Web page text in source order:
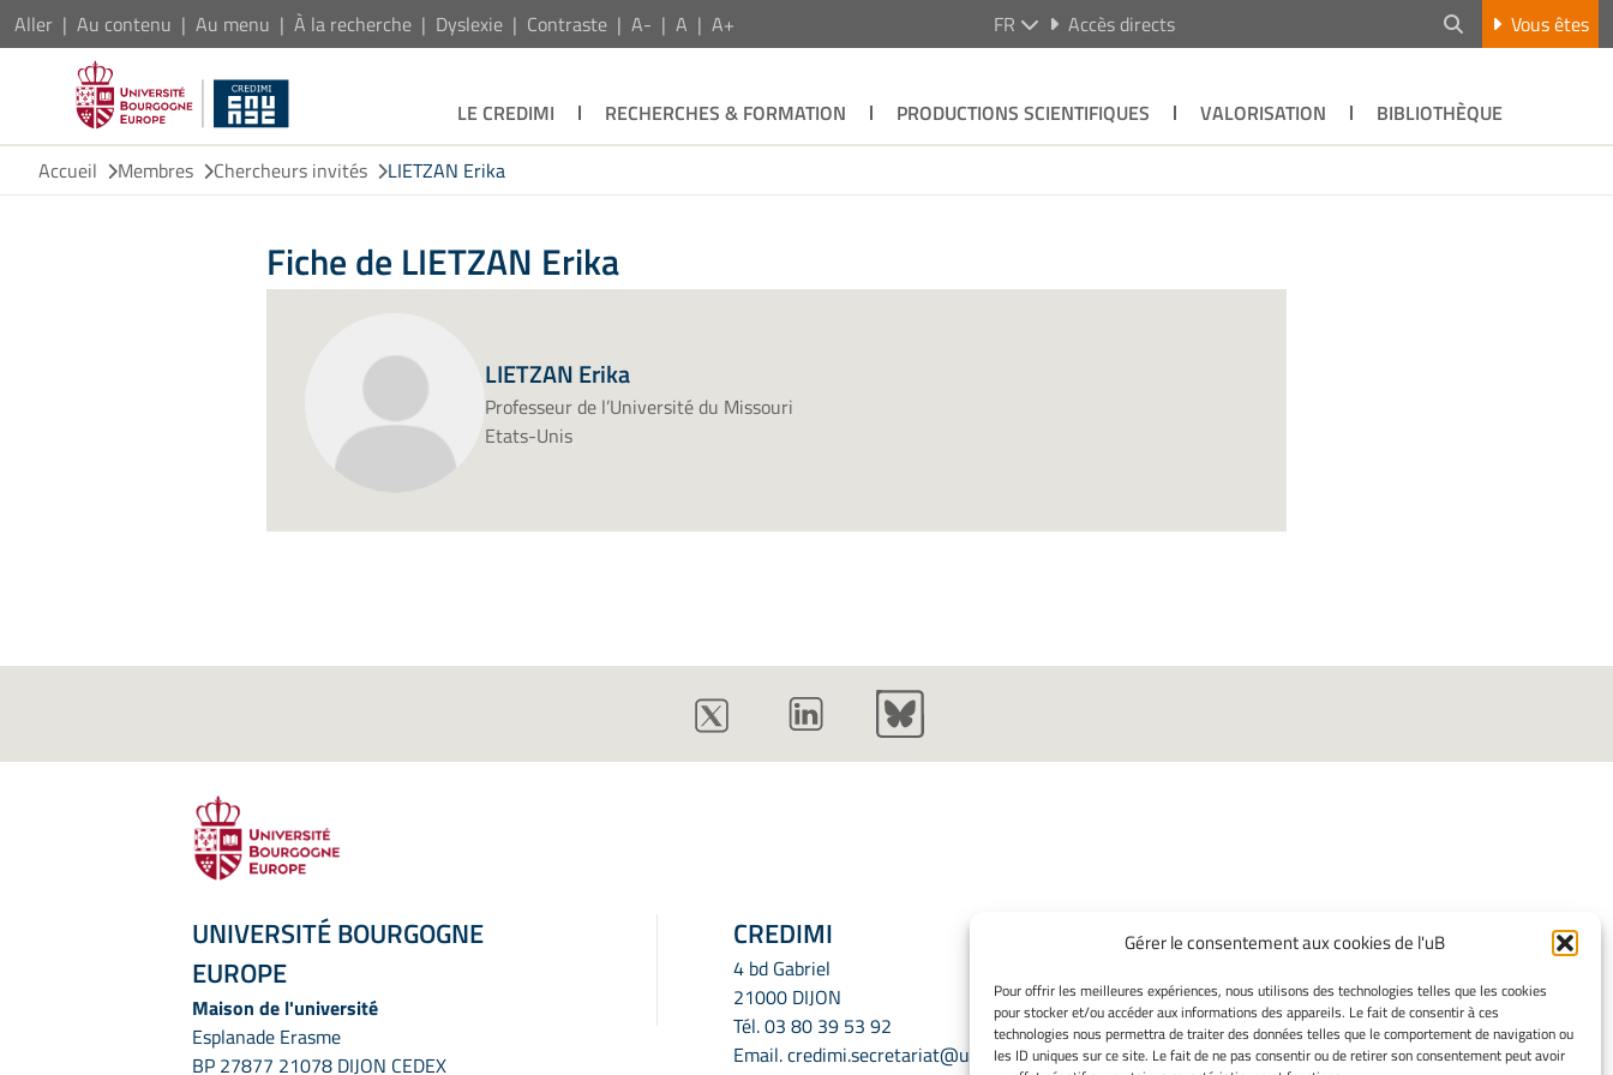
Gérer le consentement aux cookies de l'uB
Pour offrir les meilleures expériences, nous utilisons des technologies telles que les cookies
pour stocker et/ou accéder aux informations des appareils. Le fait de consentir à ces
technologies nous permettra de traiter des données telles que le comportement de navigation ou
les ID uniques sur ce site. Le fait de ne pas consentir ou de retirer son consentement peut avoir
Aller Au contenu Au menu À la recherche Dyslexie Contraste A- A A+ FR Accès directs Vous êtes
LE CREDIMI RECHERCHES & FORMATION PRODUCTIONS SCIENTIFIQUES VALORISATION
BIBLIOTHÈQUE
Accueil
Membres Chercheurs invités LIETZAN Erika
Fiche de LIETZAN Erika
LIETZAN Erika
Professeur de l’Université du Missouri
Etats-Unis
UNIVERSITÉ BOURGOGNE
EUROPE
Maison de l'université
Esplanade Erasme
BP 27877 21078 DIJON CEDEX
CREDIMI
4 bd Gabriel
21000 DIJON
Tél.03 80 39 53 92
Email.credimi.secretariat@u-
INFORMATIONS
Mentions légales
Gérer mes cookies
Politique de cookies